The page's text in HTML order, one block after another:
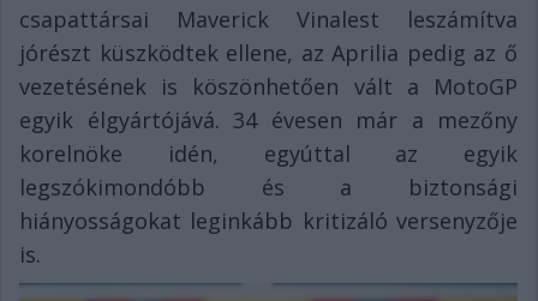
csapattársai Maverick Vinalest leszámítva
jórészt küszködtek ellene, az Aprilia pedig az ő
vezetésének is köszönhetően vált a MotoGP
egyik élgyártójává. 34 évesen már a mezőny
korelnöke idén, egyúttal az egyik
legszókimondóbb és a biztonsági
hiányosságokat leginkább kritizáló versenyzője
is.